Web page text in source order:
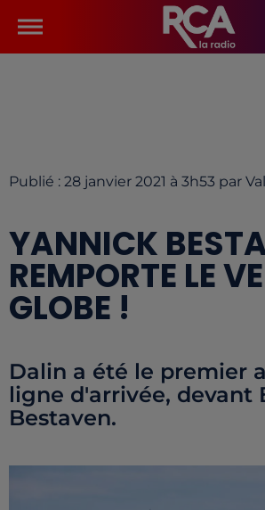
Publié : 28 janvier 2021 à 3h53 par
YANNICK
REMPORTE LE
GLOBE !
Dalin a été le premier
ligne d'arrivée, devant
Bestaven.